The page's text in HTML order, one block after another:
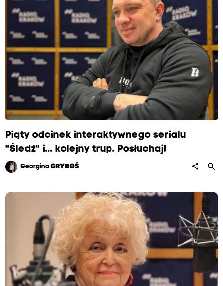
Piąty odcinek interaktywnego serialu
"Śledź" i... kolejny trup. Posłuchaj!
GeorginaGRYBOŚ share search